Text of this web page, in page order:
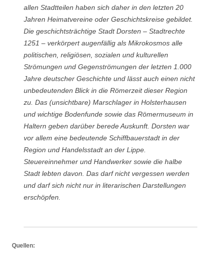
allen Stadtteilen haben sich daher in den letzten 20
Jahren Heimatvereine oder Geschichtskreise gebildet.
Die geschichtsträchtige Stadt Dorsten – Stadtrechte
1251 – verkörpert augenfällig als Mikrokosmos alle
politischen, religiösen, sozialen und kulturellen
Strömungen und Gegenströmungen der letzten 1.000
Jahre deutscher Geschichte und lässt auch einen nicht
unbedeutenden Blick in die Römerzeit dieser Region
zu. Das (unsichtbare) Marschlager in Holsterhausen
und wichtige Bodenfunde sowie das Römermuseum in
Haltern geben darüber berede Auskunft. Dorsten war
vor allem eine bedeutende Schiffbauerstadt in der
Region und Handelsstadt an der Lippe.
Steuereinnehmer und Handwerker sowie die halbe
Stadt lebten davon. Das darf nicht vergessen werden
und darf sich nicht nur in literarischen Darstellungen
erschöpfen.
Quellen: